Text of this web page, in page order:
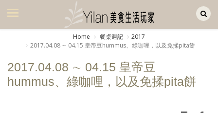
美食集
美飲集
廚房集
旅遊集
Home 餐桌週記
2017
2017.04.08 ∼ 04.15 皇帝豆hummus、綠咖哩，以及免揉pita餅
2017.04.08 ∼ 04.15 皇帝豆
hummus、綠咖哩，以及免揉pita餅